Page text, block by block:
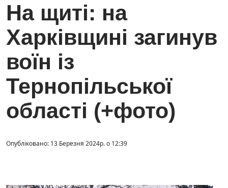
На щиті: на
Харківщині загинув
воїн із
Тернопільської
області (+фото)
Опубліковано: 13 Березня 2024р. о 12:39